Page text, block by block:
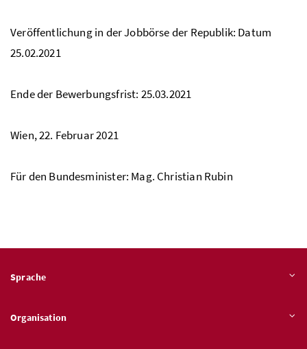
Veröffentlichung in der Jobbörse der Republik: Datum
25.02.2021
Ende der Bewerbungsfrist: 25.03.2021
Wien, 22. Februar 2021
Für den Bundesminister: Mag. Christian Rubin
Sprache
Organisation